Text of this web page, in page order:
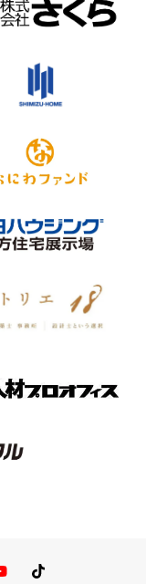
You TubeTikTok